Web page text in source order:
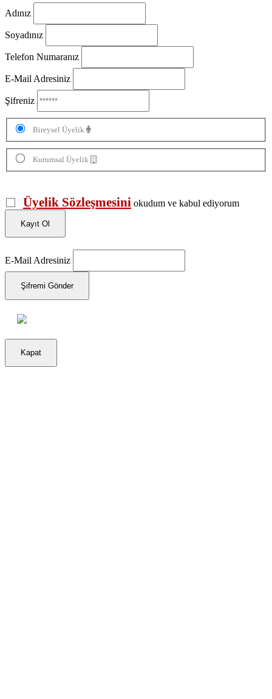
Adınız
Soyadınız
Telefon Numaranız
E-Mail Adresiniz
Şifreniz
Bireysel Üyelik
Kurumsal Üyelik
Üyelik Sözleşmesini okudum ve kabul ediyorum
Kayıt Ol
E-Mail Adresiniz
Şifremi Gönder
Kapat